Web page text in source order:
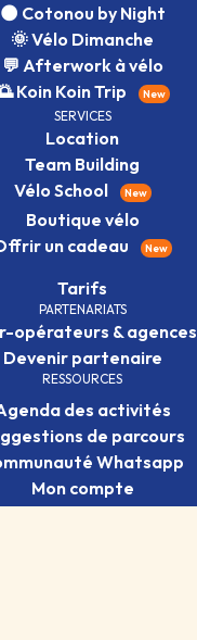
🌑 Cotonou by Night
🌞 Vélo Dimanche
💬 Afterwork à vélo
Koin Koin Trip
New
SERVICES
Location
Team Building
Vélo School
New
Boutique vélo
un cadeau
New
Tarifs
PARTENARIATS
opérateurs & agences
Devenir partenaire
RESSOURCES
des activités
de parcours
Whatsapp
Mon compte
Mentions légales